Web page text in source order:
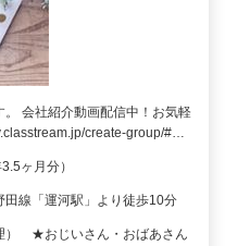
会社紹介動画配信中！お気軽
create-group/#…
ヶ月分）
線「運河駅」より徒歩10分
） ★おじいさん・おばあさん